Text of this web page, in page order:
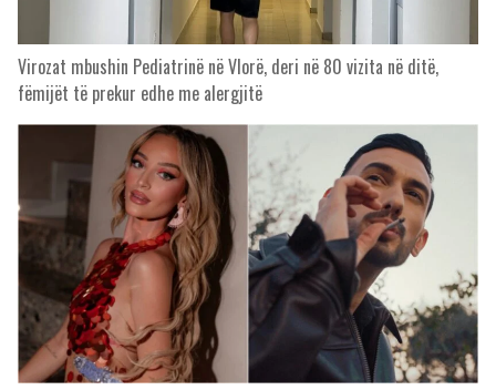
Virozat mbushin Pediatrinë në Vlorë, deri në 80 vizita në ditë,
fëmijët të prekur edhe me alergjitë